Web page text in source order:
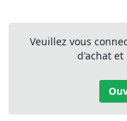
Veuillez vous
d'achat et